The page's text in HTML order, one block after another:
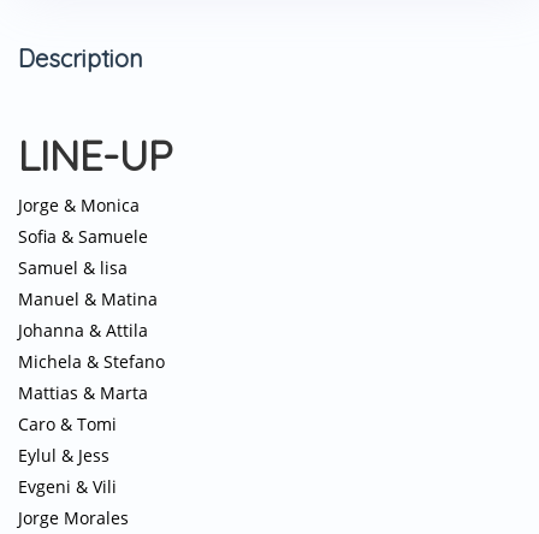
Description
LINE-UP
Jorge & Monica
Sofia & Samuele
Samuel & lisa
Manuel & Matina
Johanna & Attila
Michela & Stefano
Mattias & Marta
Caro & Tomi
Eylul & Jess
Evgeni & Vili
Jorge Morales